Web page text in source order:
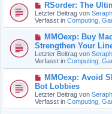
a
g
B
e
i
t
a
g
N
e
u
e
B
e
i
t
r
a
g
RSorder: The
Letzter Beitrag von
Verfasst in Computing,
N
e
u
e
r
B
i
t
r
MMOexp: Buy
Strengthen Your
Letzter Beitrag von
Verfasst in Computing,
N
u
e
r
B
MMOexp: Avoid
Bot Lobbies
Letzter Beitrag von
Verfasst in Computing,